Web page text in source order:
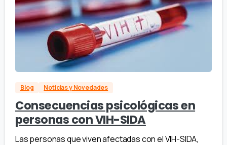
Blog Noticias y Novedades
Consecuencias psicológicas en
personas con VIH-SIDA
Las personas que viven afectadas con el VIH-SIDA,